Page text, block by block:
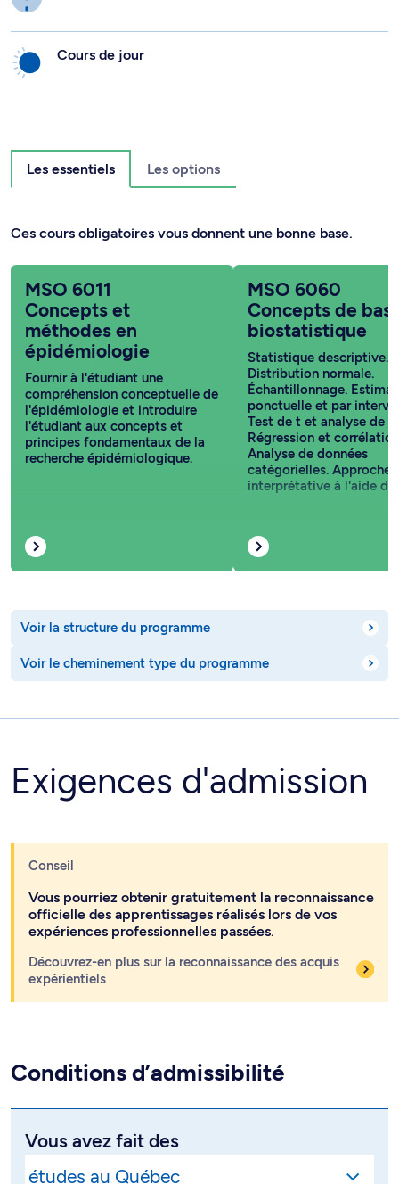
Cours de jour
Les essentiels Les options
Ces cours obligatoires vous donnent une bonne base.
MSO 6011
Concepts et
méthodes en
épidémiologie
Fournir à l'étudiant une
compréhension conceptuelle de
l'épidémiologie et introduire
l'étudiant aux concepts et
principes fondamentaux de la
recherche épidémiologique.
MSO 6060
Concepts de
biostatistique
Statistique descriptive.
Distribution normale.
Échantillonnage.
ponctuelle et par
Test de t et analyse de
Régression et
Analyse de données
catégorielles. Approche
interprétative à l'aide
Voir la structure du programme
Voir le cheminement type du programme
Exigences d'admission
Conseil
Vous pourriez obtenir gratuitement la reconnaissance
officielle des apprentissages réalisés lors de vos
expériences professionnelles passées.
Découvrez-en plus sur la reconnaissance des acquis
expérientiels
Conditions d’admissibilité
Vous avez fait des